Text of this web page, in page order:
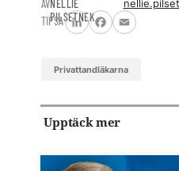
AVNELLIE
PILSETNEK
TIPSA
LinkedInFacebook
Email
Privattandläkarna
Upptäck mer